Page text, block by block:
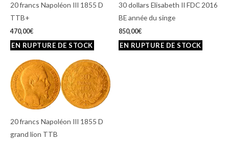
20 francs Napoléon III 1855 D
TTB+
470,00€
30 dollars Elisabeth II FDC 2016
BE année du singe
850,00€
20 francs Napoléon III 1855 D
grand lion TTB